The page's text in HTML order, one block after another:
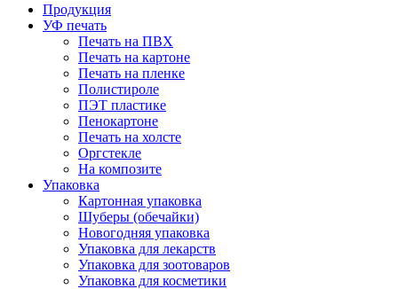
Продукция
УФ печать
Печать на ПВХ
Печать на картоне
Печать на пленке
Полистироле
ПЭТ пластике
Пенокартоне
Печать на холсте
Оргстекле
На композите
Упаковка
Картонная упаковка
Шуберы (обечайки)
Новогодняя упаковка
Упаковка для лекарств
Упаковка для зоотоваров
Упаковка для косметики